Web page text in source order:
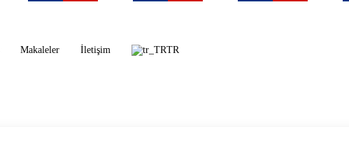
Makaleler İletişim TR